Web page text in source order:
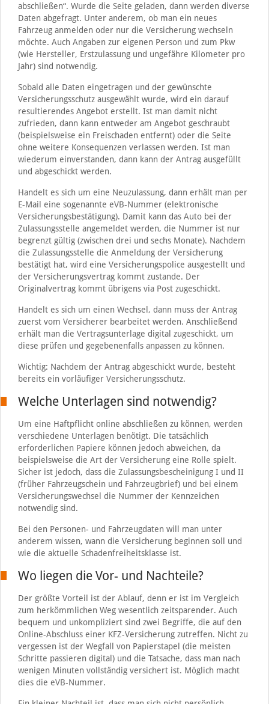
abschließen“. Wurde die Seite geladen, dann werden diverse
Daten abgefragt. Unter anderem, ob man ein neues
Fahrzeug anmelden oder nur die Versicherung wechseln
möchte. Auch Angaben zur eigenen Person und zum Pkw
(wie Hersteller, Erstzulassung und ungefähre Kilometer pro
Jahr) sind notwendig.
Sobald alle Daten eingetragen und der gewünschte
Versicherungsschutz ausgewählt wurde, wird ein darauf
resultierendes Angebot erstellt. Ist man damit nicht
zufrieden, dann kann entweder am Angebot geschraubt
(beispielsweise ein Freischaden entfernt) oder die Seite
ohne weitere Konsequenzen verlassen werden. Ist man
wiederum einverstanden, dann kann der Antrag ausgefüllt
und abgeschickt werden.
Handelt es sich um eine Neuzulassung, dann erhält man per
E-Mail eine sogenannte eVB-Nummer (elektronische
Versicherungsbestätigung). Damit kann das Auto bei der
Zulassungsstelle angemeldet werden, die Nummer ist nur
begrenzt gültig (zwischen drei und sechs Monate). Nachdem
die Zulassungsstelle die Anmeldung der Versicherung
bestätigt hat, wird eine Versicherungspolice ausgestellt und
der Versicherungsvertrag kommt zustande. Der
Originalvertrag kommt übrigens via Post zugeschickt.
Handelt es sich um einen Wechsel, dann muss der Antrag
zuerst vom Versicherer bearbeitet werden. Anschließend
erhält man die Vertragsunterlage digital zugeschickt, um
diese prüfen und gegebenenfalls anpassen zu können.
Wichtig: Nachdem der Antrag abgeschickt wurde, besteht
bereits ein vorläufiger Versicherungsschutz.
Welche Unterlagen sind notwendig?
Um eine Haftpflicht online abschließen zu können, werden
verschiedene Unterlagen benötigt. Die tatsächlich
erforderlichen Papiere können jedoch abweichen, da
beispielsweise die Art der Versicherung eine Rolle spielt.
Sicher ist jedoch, dass die Zulassungsbescheinigung I und II
(früher Fahrzeugschein und Fahrzeugbrief) und bei einem
Versicherungswechsel die Nummer der Kennzeichen
notwendig sind.
Bei den Personen- und Fahrzeugdaten will man unter
anderem wissen, wann die Versicherung beginnen soll und
wie die aktuelle Schadenfreiheitsklasse ist.
Wo liegen die Vor- und Nachteile?
Der größte Vorteil ist der Ablauf, denn er ist im Vergleich
zum herkömmlichen Weg wesentlich zeitsparender. Auch
bequem und unkompliziert sind zwei Begriffe, die auf den
Online-Abschluss einer KFZ-Versicherung zutreffen. Nicht zu
vergessen ist der Wegfall von Papierstapel (die meisten
Schritte passieren digital) und die Tatsache, dass man nach
wenigen Minuten vollständig versichert ist. Möglich macht
dies die eVB-Nummer.